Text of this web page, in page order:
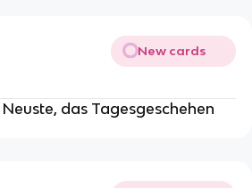
New cards
das Tagesgeschehen